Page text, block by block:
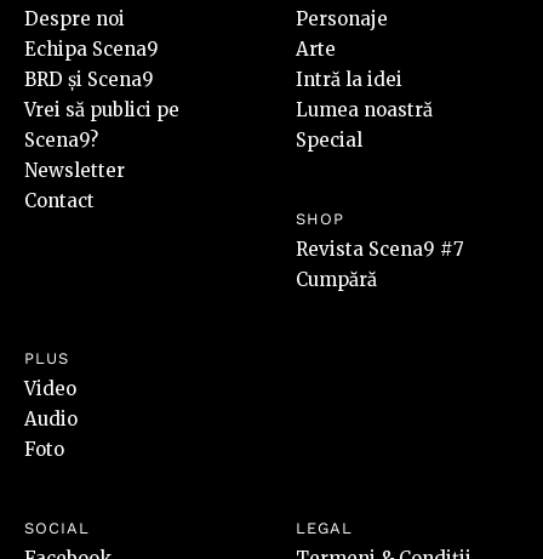
Despre noi
Echipa Scena9
BRD și Scena9
Vrei să publici pe
Scena9?
Newsletter
Contact
Personaje
Arte
Intră la idei
Lumea noastră
Special
SHOP
Revista Scena9 #7
Cumpără
PLUS
Video
Audio
Foto
SOCIAL LEGAL